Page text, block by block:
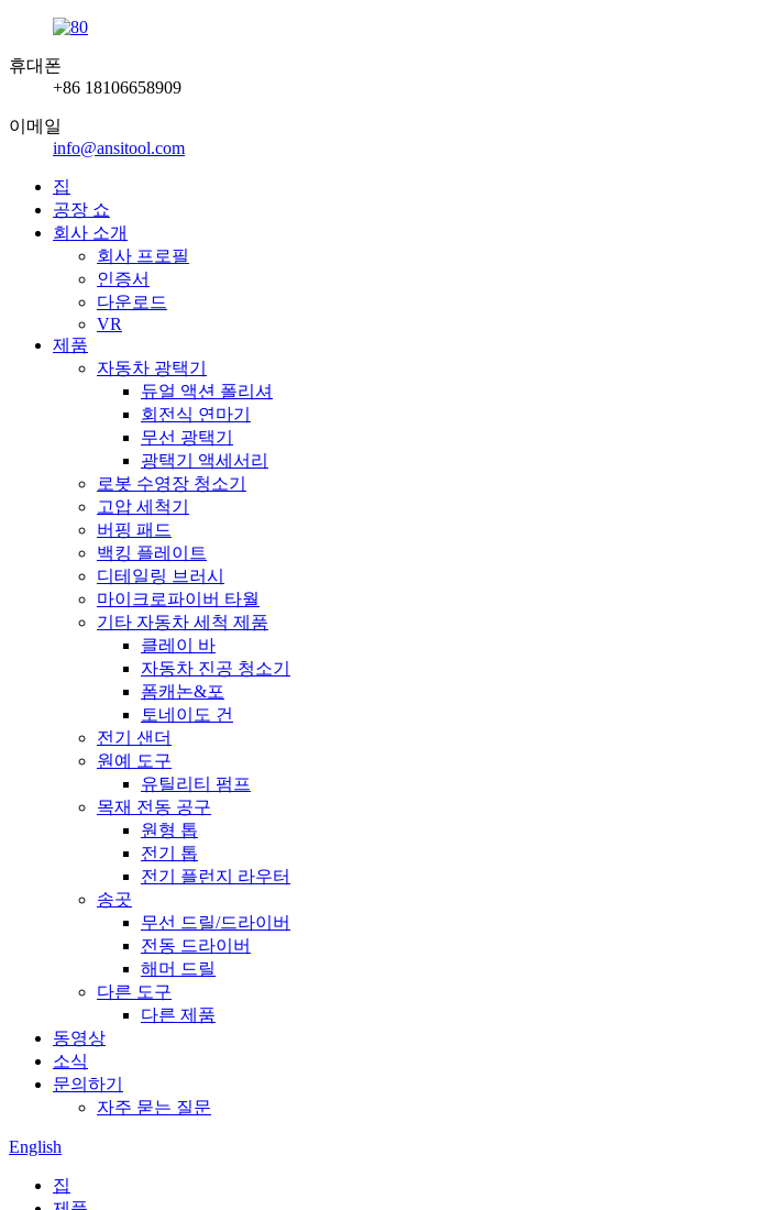
휴대폰
+86 18106658909
이메일
info@ansitool.com
집
공장 쇼
회사 소개
회사 프로필
인증서
다운로드
VR
제품
자동차 광택기
듀얼 액션 폴리셔
회전식 연마기
무선 광택기
광택기 액세서리
로봇 수영장 청소기
고압 세척기
버핑 패드
백킹 플레이트
디테일링 브러시
마이크로파이버 타월
기타 자동차 세척 제품
클레이 바
자동차 진공 청소기
폼캐논&포
토네이도 건
전기 샌더
원예 도구
유틸리티 펌프
목재 전동 공구
원형 톱
전기 톱
전기 플런지 라우터
송곳
무선 드릴/드라이버
전동 드라이버
해머 드릴
다른 도구
다른 제품
동영상
소식
문의하기
자주 묻는 질문
English
집